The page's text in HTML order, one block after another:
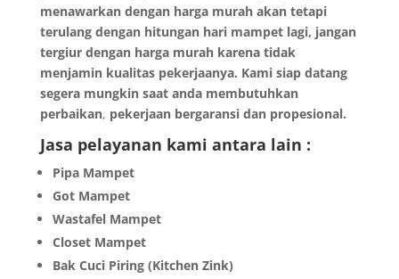
menawarkan dengan harga murah akan tetapi
terulang dengan hitungan hari mampet lagi, jangan
tergiur dengan harga murah karena tidak
menjamin kualitas pekerjaanya. Kami siap datang
segera mungkin saat anda membutuhkan
perbaikan, pekerjaan bergaransi dan propesional.
Jasa pelayanan kami antara lain :
Pipa Mampet
Got Mampet
Wastafel Mampet
Closet Mampet
Bak Cuci Piring (Kitchen Zink)